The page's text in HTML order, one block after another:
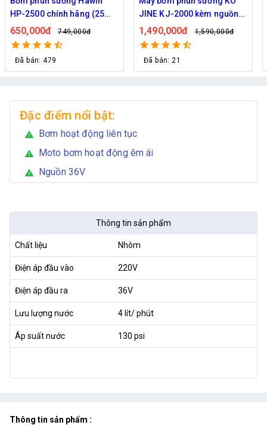
JINE KJ-2000 kèm nguồn
36V hỗ trợ 70 béc
1,490,000đ 1,590,000đ
Đã bán: 21
Chuyên phun sương tưới
cây
1,090,000đ 1,200,000đ
Đã bán: 34
Đặc điểm nổi bật:
warning Bơm hoạt động liên tục
warning Moto bơm hoạt động êm ái
warning Nguồn 36V
Thông tin sản phẩm
Chất liệu Nhôm
Điện áp đầu vào 220V
Điện áp đầu ra 36V
Lưu lượng nước 4 lít/ phút
Áp suất nước 130 psi
Thông tin sản phẩm :